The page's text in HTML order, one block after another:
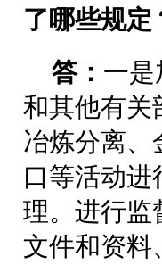
了哪些规定
答： 一是
和其他有关
冶炼分离、
口等活动
理。进行监
文件和资料